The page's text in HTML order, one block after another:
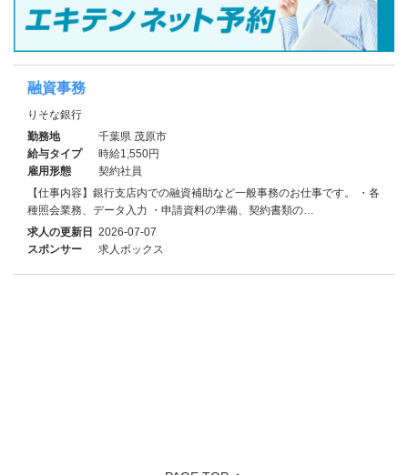
融資事務
りそな銀行
勤務地
千葉県 茂原市
給与タイプ
時給1,550円
雇用形態
契約社員
【仕事内容】銀行支店内での融資補助など一般事務のお仕事です。 ・各
種照会業務、データ入力 ・申請資料の準備、契約書類の…
求人の更新日 2026-07-07
スポンサー
求人ボックス